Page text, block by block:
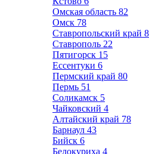
Омская область 82
Омск 78
Ставропольский край
Ставрополь 22
Пятигорск 15
Ессентуки 6
Пермский край 80
Пермь 51
Соликамск 5
Чайковский 4
Алтайский край 78
Барнаул 43
Бийск 6
Белокуриха 4